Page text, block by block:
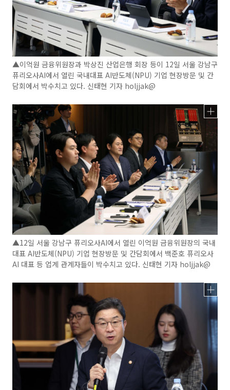
▲이억원 금융위원장과 박상진 산업은행 회장 등이 12일 서울 강남구
퓨리오사AI에서 열린 국내대표 AI반도체(NPU) 기업 현장방문 및 간
담회에서 박수치고 있다. 신태현 기자 holjjak@
▲12일 서울 강남구 퓨리오사AI에서 열린 이억원 금융위원장의 국내
대표 AI반도체(NPU) 기업 현장방문 및 간담회에서 백준호 퓨리오사
AI 대표 등 업계 관계자들이 박수치고 있다. 신태현 기자 holjjak@